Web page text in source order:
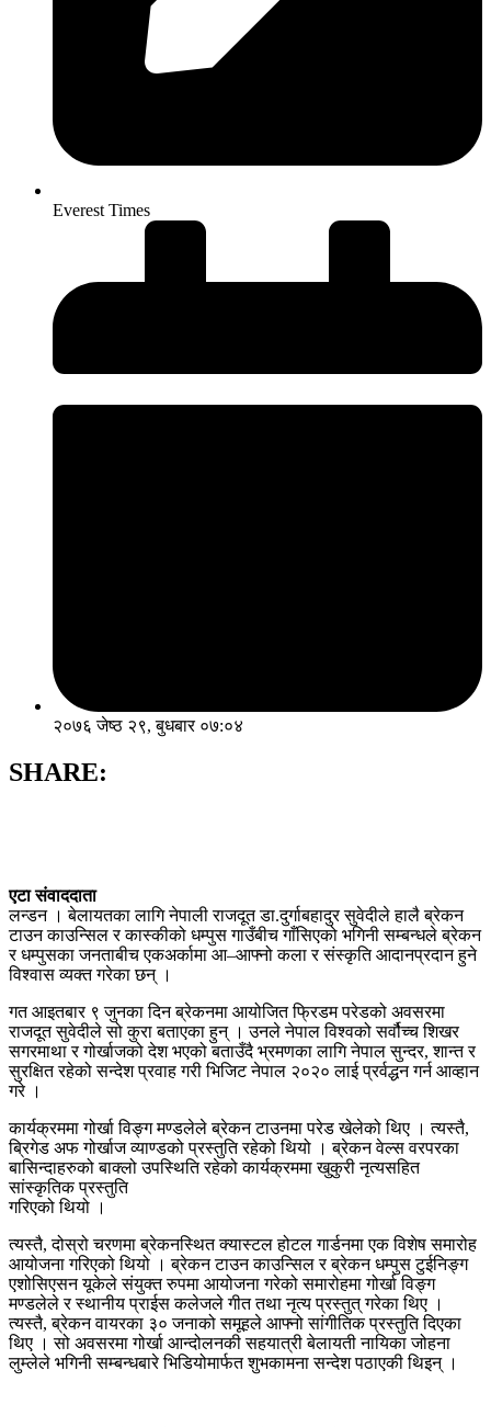
Everest Times
२०७६ जेष्ठ २९, बुधबार ०७:०४
SHARE:
एटा संवाददाता
लन्डन । बेलायतका लागि नेपाली राजदूत डा.दुर्गाबहादुर सुवेदीले हालै ब्रेकन
टाउन काउन्सिल र कास्कीको धम्पुस गाउँबीच गाँसिएको भगिनी सम्बन्धले ब्रेकन
र धम्पुसका जनताबीच एकअर्कामा आ–आफ्नो कला र संस्कृति आदानप्रदान हुने
विश्वास व्यक्त गरेका छन् ।
गत आइतबार ९ जुनका दिन ब्रेकनमा आयोजित फ्रिडम परेडको अवसरमा
राजदूत सुवेदीले सो कुरा बताएका हुन् । उनले नेपाल विश्वको सर्वौच्च शिखर
सगरमाथा र गोर्खाजको देश भएको बताउँदै भ्रमणका लागि नेपाल सुन्दर, शान्त र
सुरक्षित रहेको सन्देश प्रवाह गरी भिजिट नेपाल २०२० लाई प्रर्वद्धन गर्न आव्हान
गरे ।
कार्यक्रममा गोर्खा विङ्ग मण्डलेले ब्रेकन टाउनमा परेड खेलेको थिए । त्यस्तै,
ब्रिगेड अफ गोर्खाज व्याण्डको प्रस्तुति रहेको थियो । ब्रेकन वेल्स वरपरका
बासिन्दाहरुको बाक्लो उपस्थिति रहेको कार्यक्रममा खुकुरी नृत्यसहित
सांस्कृतिक प्रस्तुति
गरिएको थियो ।
त्यस्तै, दोस्रो चरणमा ब्रेकनस्थित क्यास्टल होटल गार्डनमा एक विशेष समारोह
आयोजना गरिएको थियो । ब्रेकन टाउन काउन्सिल र ब्रेकन धम्पुस टुईनिङ्ग
एशोसिएसन यूकेले संयुक्त रुपमा आयोजना गरेको समारोहमा गोर्खा विङ्ग
मण्डलेले र स्थानीय प्राईस कलेजले गीत तथा नृत्य प्रस्तुत् गरेका थिए ।
त्यस्तै, ब्रेकन वायरका ३० जनाको समूहले आफ्नो सांगीतिक प्रस्तुति दिएका
थिए । सो अवसरमा गोर्खा आन्दोलनकी सहयात्री बेलायती नायिका जोहना
लुम्लेले भगिनी सम्बन्धबारे भिडियोमार्फत शुभकामना सन्देश पठाएकी थिइन् ।